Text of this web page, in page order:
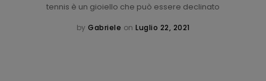
tennis è un gioiello che può essere declinato
by Gabriele on Luglio 22, 2021